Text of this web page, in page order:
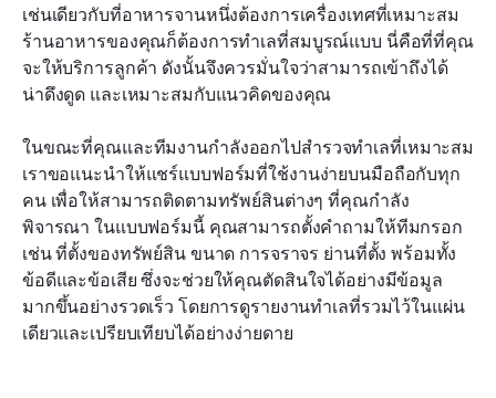
เช่นเดียวกับที่อาหารจานหนึ่งต้องการเครื่องเทศที่เหมาะสม
ร้านอาหารของคุณก็ต้องการทำเลที่สมบูรณ์แบบ นี่คือที่ที่คุณ
จะให้บริการลูกค้า ดังนั้นจึงควรมั่นใจว่าสามารถเข้าถึงได้
น่าดึงดูด และเหมาะสมกับแนวคิดของคุณ
ในขณะที่คุณและทีมงานกำลังออกไปสำรวจทำเลที่เหมาะสม
เราขอแนะนำให้แชร์แบบฟอร์มที่ใช้งานง่ายบนมือถือกับทุก
คน เพื่อให้สามารถติดตามทรัพย์สินต่างๆ ที่คุณกำลัง
พิจารณา ในแบบฟอร์มนี้ คุณสามารถตั้งคำถามให้ทีมกรอก
เช่น ที่ตั้งของทรัพย์สิน ขนาด การจราจร ย่านที่ตั้ง พร้อมทั้ง
ข้อดีและข้อเสีย ซึ่งจะช่วยให้คุณตัดสินใจได้อย่างมีข้อมูล
มากขึ้นอย่างรวดเร็ว โดยการดูรายงานทำเลที่รวมไว้ในแผ่น
เดียวและเปรียบเทียบได้อย่างง่ายดาย